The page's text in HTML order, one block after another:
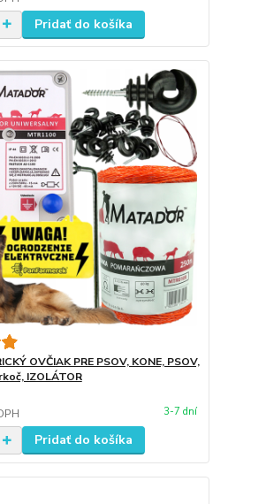
Pridať do košíka
OVČIAK PRE PSOV, KONE, PSOV,
IZOLÁTOR
3-7 dní
Pridať do košíka